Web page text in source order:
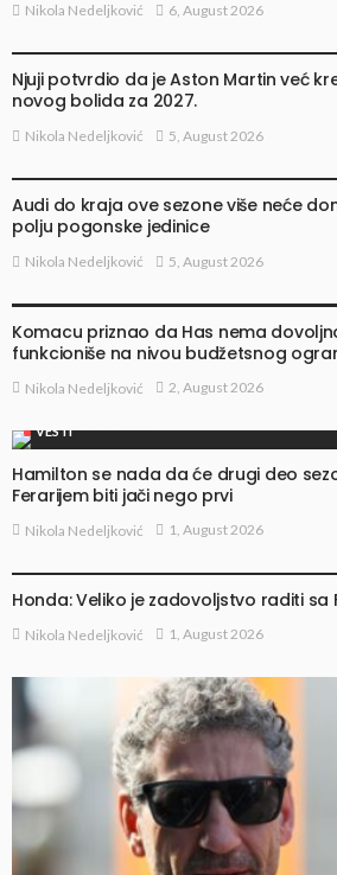
Nikola Nedeljković 6, August 2026
Njuji potvrdio da je Aston Martin već
novog bolida za 2027.
Nikola Nedeljković 5, August 2026
Audi do kraja ove sezone više neće
polju pogonske jedinice
Nikola Nedeljković 5, August 2026
Komacu priznao da Has nema
funkcioniše na nivou budžetsnog
Nikola Nedeljković 2, August 2026
VESTI
Hamilton se nada da će drugi deo
Ferarijem biti jači nego prvi
Nikola Nedeljković 1, August 2026
Honda: Veliko je zadovoljstvo raditi
Nikola Nedeljković 1, August 2026